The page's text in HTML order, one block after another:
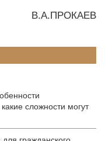
В.А.ПРОКАЕВ
сложности могут